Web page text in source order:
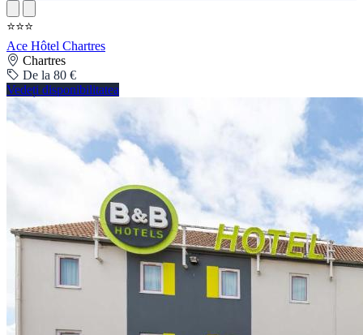
⭐⭐⭐
Ace Hôtel Chartres
Chartres
De la 80 €
Vedeți disponibilitatea